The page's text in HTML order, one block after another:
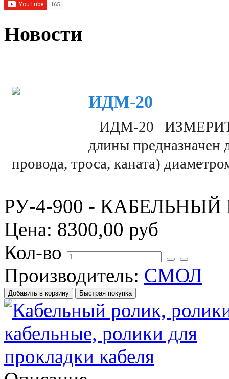
Новости
ИДМ-20
ИДМ-20
длины предназначен
провода, троса, каната)
РУ-4-900 -
Цена: 8300,00 руб
Кол-во
Производитель: СМОЛ